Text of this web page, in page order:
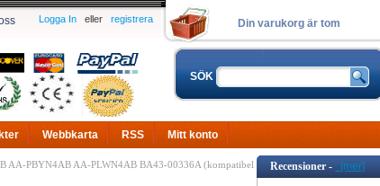
Din varukorg är tom
Logga In eller registrera
SÖK
Webbkarta RSS Mitt konto
AA-PBYN4AB AA-PLWN4AB BA43-00336A (kompatibel
Recensioner - [mer]